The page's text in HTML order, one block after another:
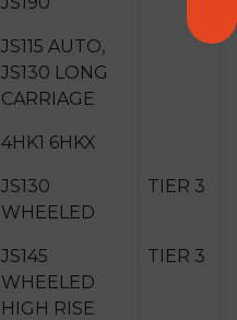
JS115 AUTO,
JS130 LONG
CARRIAGE
4HK1 6HKX
JS130
WHEELED
TIER 3
JS145
WHEELED
HIGH RISE
TIER 3